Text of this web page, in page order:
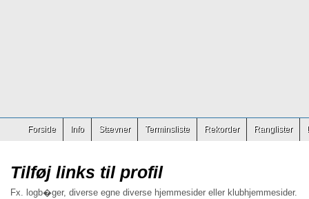
Forside Info Stævner Terminsliste Rekorder Ranglister
Tilføj links til profil
Fx. logb�ger, diverse egne diverse hjemmesider eller klubhjemmesider.